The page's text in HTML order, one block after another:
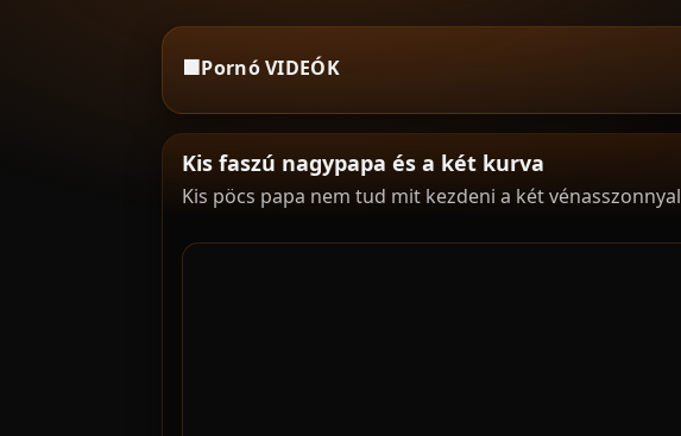
🟧Pornó VIDEÓK
Kis faszú nagypapa és a két kurva
Kis pöcs papa nem tud mit kezdeni a két vénasszonnyal